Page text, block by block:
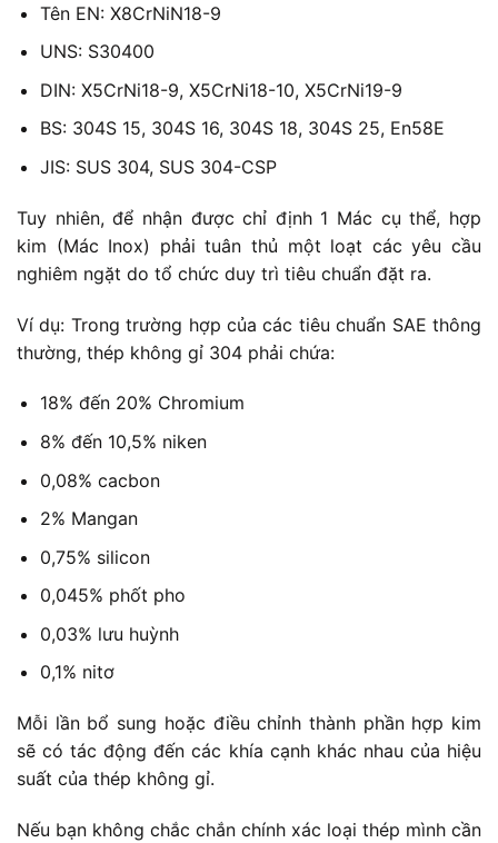
Tên EN: X8CrNiN18-9
UNS: S30400
DIN: X5CrNi18-9, X5CrNi18-10, X5CrNi19-9
BS: 304S 15, 304S 16, 304S 18, 304S 25, En58E
JIS: SUS 304, SUS 304-CSP
Tuy nhiên, để nhận được chỉ định 1 Mác cụ thể, hợp
kim (Mác Inox) phải tuân thủ một loạt các yêu cầu
nghiêm ngặt do tổ chức duy trì tiêu chuẩn đặt ra.
Ví dụ: Trong trường hợp của các tiêu chuẩn SAE thông
thường, thép không gỉ 304 phải chứa:
18% đến 20% Chromium
8% đến 10,5% niken
0,08% cacbon
2% Mangan
0,75% silicon
0,045% phốt pho
0,03% lưu huỳnh
0,1% nitơ
Mỗi lần bổ sung hoặc điều chỉnh thành phần hợp kim
sẽ có tác động đến các khía cạnh khác nhau của hiệu
suất của thép không gỉ.
Nếu bạn không chắc chắn chính xác loại thép mình cần